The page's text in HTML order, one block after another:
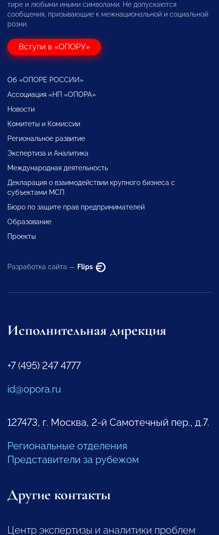
тире и любыми иными символами. Не допускаются
сообщения, призывающие к межнациональной и социальной
розни.
Вступи в «ОПОРУ»
Об «ОПОРЕ РОССИИ»
Ассоциация «НП «ОПОРА»
Новости
Комитеты и Комиссии
Региональное развитие
Экспертиза и Аналитика
Международная деятельность
Декларация о взаимодействии крупного бизнеса с
субъектами МСП
Бюро по защите прав предпринимателей
Образование
Проекты
Разработка сайта — Flips
Исполнительная дирекция
+7 (495) 247 4777
id@opora.ru
127473, г. Москва, 2-й Самотечный пер., д.7.
Региональные отделения
Представители за рубежом
Другие контакты
Центр экспертизы и аналитики проблем